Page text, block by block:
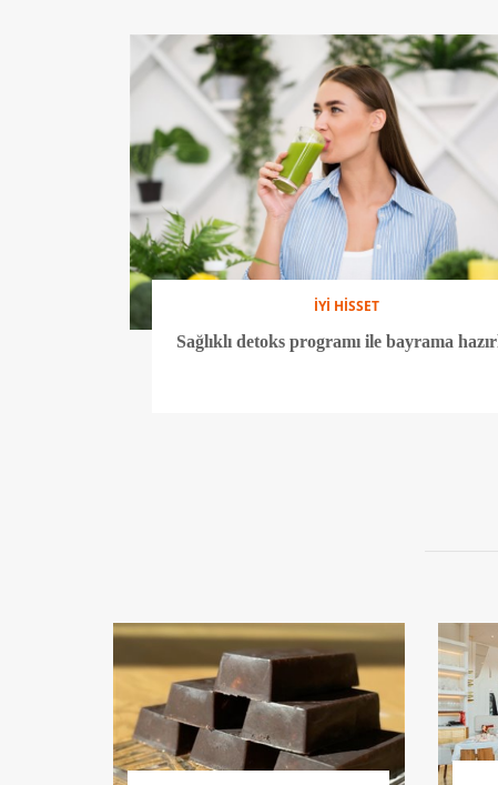
İYİ HİSSET
Sağlıklı detoks programı ile bayrama